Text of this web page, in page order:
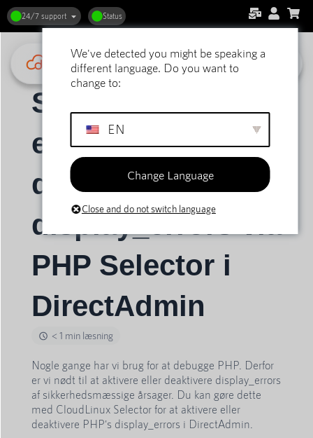
24/7 support Status
Hjem Støtte DirectAdmin webhosting
Generelt
Sådan aktiverer eller deaktiverer du PHP's display_errors via PHP Selector i DirectAdmin
Sådan aktiverer
eller deaktiverer
du PHP's
display_errors via
PHP Selector i
DirectAdmin
< 1 min læsning
Nogle gange har vi brug for at debugge PHP. Derfor
er vi nødt til at aktivere eller deaktivere display_errors
af sikkerhedsmæssige årsager. Du kan gøre dette
med CloudLinux Selector for at aktivere eller
deaktivere PHP's display_errors i DirectAdmin.
We've detected you might be speaking a
different language. Do you want to
change to:
EN
Change Language
Close and do not switch language